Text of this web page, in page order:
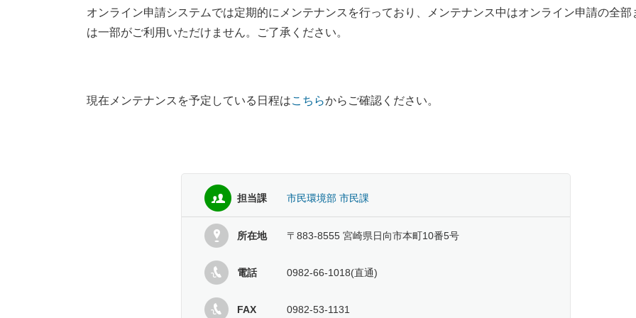
オンライン申請システムでは定期的にメンテナンスを行っており、メンテナンス中はオンライン申請の全部
は一部がご利用いただけません。ご了承ください。
現在メンテナンスを予定している日程はこちらからご確認ください。
担当課 市民環境部 市民課
所在地 〒883-8555 宮崎県日向市本町10番5号
電話 0982-66-1018(直通)
FAX 0982-53-1131